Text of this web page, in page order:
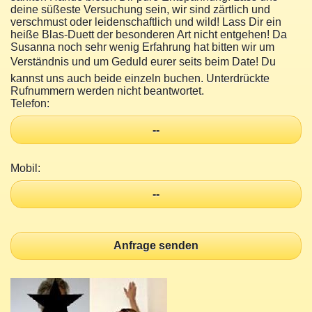
deine süßeste Versuchung sein, wir sind zärtlich und
verschmust oder leidenschaftlich und wild! Lass Dir ein
heiße Blas-Duett der besonderen Art nicht entgehen! Da
Susanna noch sehr wenig Erfahrung hat bitten wir um
Verständnis und um Geduld eurer seits beim Date! Du
kannst uns auch beide einzeln buchen. Unterdrückte
Rufnummern werden nicht beantwortet.
Telefon:
--
Mobil:
--
Anfrage senden